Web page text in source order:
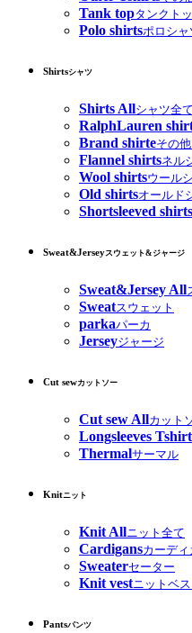
Tank topタンクト
Polo shirtsポロシャ
Shirtsシャツ
Shirts Allシャツ全て
RalphLauren
Brand shirteその
Flannel shirtsネル
Wool shirtsウール
Old shirtsオールド
Shortsleeved shirts
Sweat&Jerseyスウェット&ジャージ
Sweat&Jersey All
Sweatスウェット
parkaパーカ
Jerseyジャージ
Cut sewカットソー
Cut sew Allカット
Longsleeves
Thermalサーマル
Knitニット
Knit Allニット全て
Cardigansカーディ
Sweaterセーター
Knit vestニットベス
Pantsパンツ